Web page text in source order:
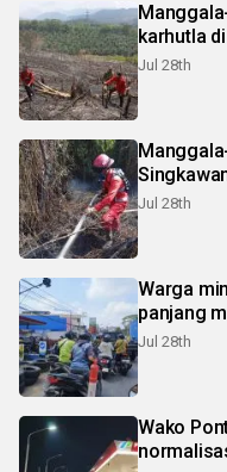
karhutla
Jul 28th
Jul 28th
Warga
panjang
Jul 28th
Wako